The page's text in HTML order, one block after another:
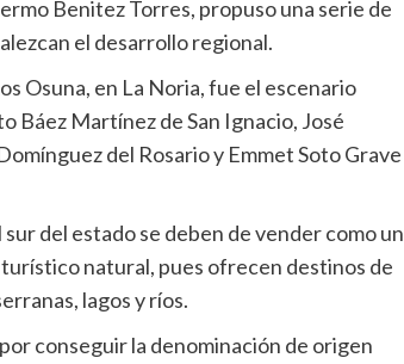
Benitez Torres, propuso una serie de
el desarrollo regional.
Osuna, en La Noria, fue el escenario
Báez Martínez de San Ignacio, José
del Rosario y Emmet Soto Grave
del estado se deben de vender como un
natural, pues ofrecen destinos de
lagos y ríos.
conseguir la denominación de origen